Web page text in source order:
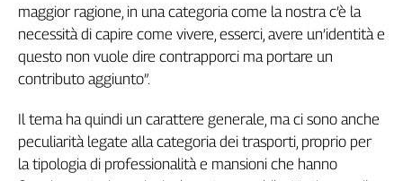
Collettiva
Rubriche
Talk
La
settimana
Collettiva
maggior ragione, in una categoria come la nostra c’è la
necessità di capire come vivere, esserci, avere un’identità e
questo non vuole dire contrapporci ma portare un
contributo aggiunto”.
Il tema ha quindi un carattere generale, ma ci sono anche
peculiarità legate alla categoria dei trasporti, proprio per
la tipologia di professionalità e mansioni che hanno